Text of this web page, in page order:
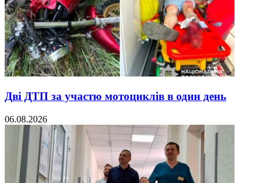
Дві ДТП за участю мотоциклів в один день
06.08.2026